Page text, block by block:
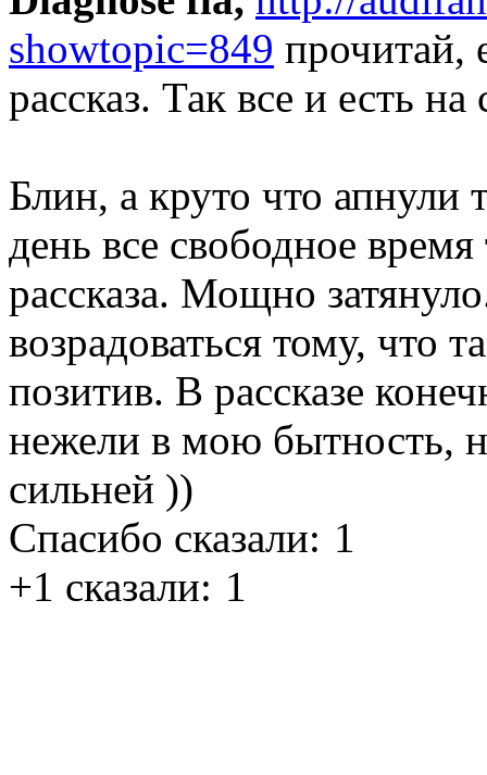
showtopic=849
рассказ. Так все и есть
Блин, а круто что
день все свободное
рассказа. Мощно
возрадоваться тому, что
позитив. В рассказе
нежели в мою бытность,
сильней ))
Спасибо сказали: 1
+1 сказали: 1